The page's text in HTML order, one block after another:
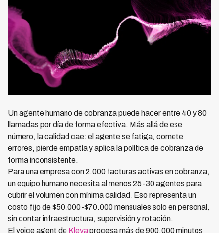
Un agente humano de cobranza puede hacer entre 40 y 80
llamadas por día de forma efectiva. Más allá de ese
número, la calidad cae: el agente se fatiga, comete
errores, pierde empatía y aplica la política de cobranza de
forma inconsistente.
Para una empresa con 2.000 facturas activas en cobranza,
un equipo humano necesita al menos 25-30 agentes para
cubrir el volumen con mínima calidad. Eso representa un
costo fijo de $50.000-$70.000 mensuales solo en personal,
sin contar infraestructura, supervisión y rotación.
El voice agent de Klevaprocesa más de 900.000 minutos